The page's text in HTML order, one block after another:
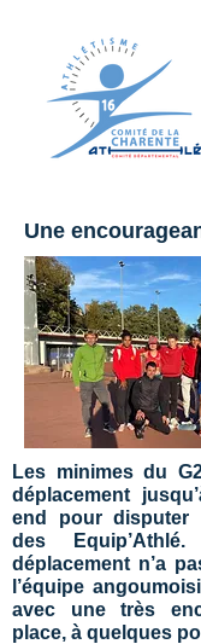
Une
Les minimes du
déplacement
end pour disputer
des
déplacement n’a
l’équipe
avec une très
place, à quelques